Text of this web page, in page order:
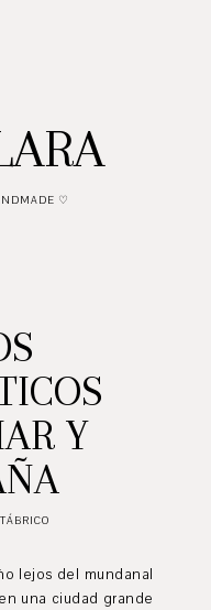
♡
Y
lejos del mundanal
una ciudad grande